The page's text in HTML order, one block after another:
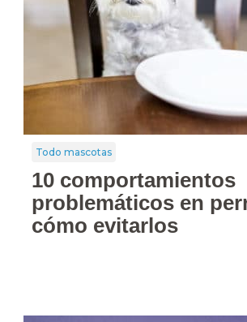
Todo mascotas
10 comportamientos
problemáticos en
cómo evitarlos